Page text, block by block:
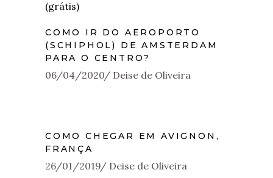
COMO IR DO AEROPORTO
(SCHIPHOL) DE AMSTERDAM
PARA O CENTRO?
06/04/2020 Deise de Oliveira
COMO CHEGAR EM AVIGNON,
FRANÇA
26/01/2019 Deise de Oliveira